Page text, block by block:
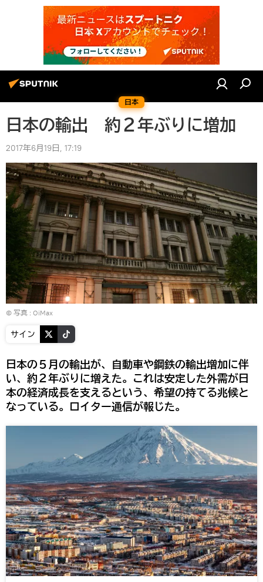
日本
日本の輸出 約２年ぶりに増加
2017年6月19日, 17:19
© 写真 : OiMax
サイン
日本の５月の輸出が、自動車や鋼鉄の輸出増加に伴
い、約２年ぶりに増えた。これは安定した外需が日
本の経済成長を支えるという、希望の持てる兆候と
なっている。ロイター通信が報じた。